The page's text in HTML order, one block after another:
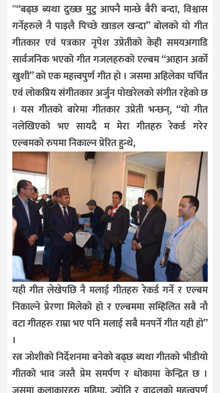
““बढ्छ ब्यथा दुख्छ मुटु आफ्नै मान्छे बैरी बन्दा, विश्वास
गर्नेहरुले नै पाइलै पिच्छे खाडल खन्दा”बोलको यो गीत
गीतकार एवं पत्रकार नृपेश उप्रेतीको केही समयअगाडि
सार्वजनिक भएको गीत गजलहरुको एल्बम “आहान अर्को
खुशी” को एक महत्त्वपुर्ण गीत हो । जसमा अहिलेका चर्चित
एवं लोकप्रिय संगीतकार अर्जुन पोखरेलको संगीत रहेको छ
। यस गीतको बारेमा गीतकार उप्रेती भन्छन्, “यो गीत
नलेखिएको भए सायदै म मेरा गीतहरु रेकर्ड गरेर
एल्बमको रुपमा निकाल्न प्रेरित हुन्थे,
यही गीत लेखेपछि नै मलाई गीतहरु रेकर्ड गर्ने र एल्बम
निकाल्ने प्रेरणा मिलेको हो र एल्बममा सम्हिलित सबै नौ
वटा गीतहरु राम्रा भए पनि मलाई सबै मनपर्ने गीत यही हो”
।
रत्न जोशीको निर्देशनमा बनेको बढ्छ ब्यथा गीतको भीडीयो
गीतको भाव जस्तै प्रेम समर्पण र धोकामा केन्द्रित छ ।